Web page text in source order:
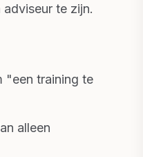
te zijn.
"een training te
alleen